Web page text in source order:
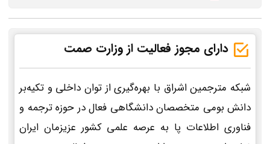
دارای مجوز فعالیت از وزارت صمت
شبکه مترجمین اشراق با بهره‌گیری از توان داخلی و تکیه‌بر
دانش بومی متخصصان دانشگاهی فعال در حوزه ترجمه و
فناوری اطلاعات پا به عرصه علمی کشور عزیزمان ایران